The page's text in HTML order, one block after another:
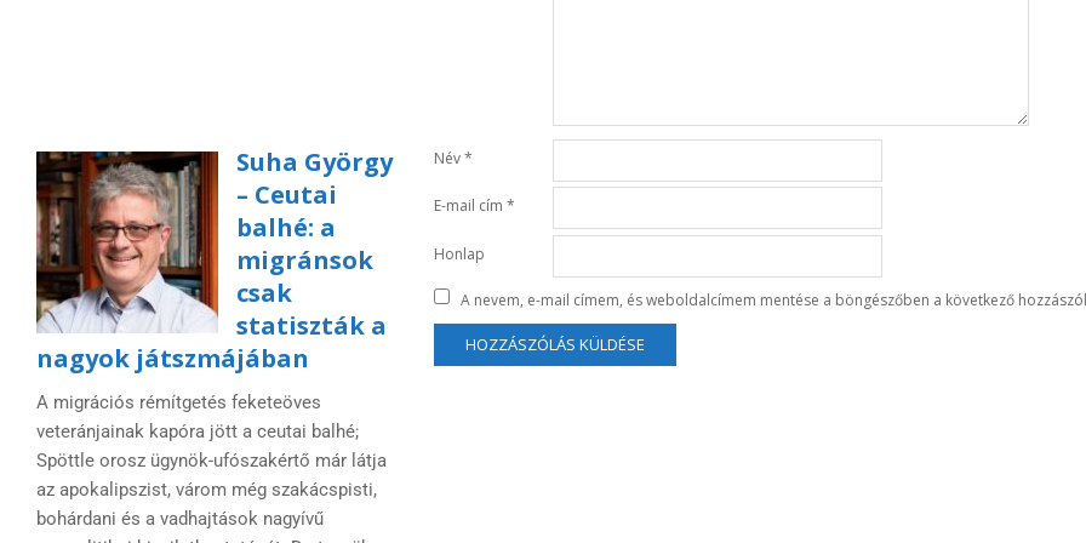
Név*
E-mail cím *
Honlap
A nevem, e-mail címem, és weboldalcímem mentése a böngészőben a következő
Suha György
– Ceutai
balhé: a
migránsok
csak
statiszták a
nagyok játszmájában
A migrációs rémítgetés feketeöves
veteránjainak kapóra jött a ceutai balhé;
Spöttle orosz ügynök-ufószakértő már látja
az apokalipszist, várom még szakácspisti,
bohárdani és a vadhajtások nagyívű